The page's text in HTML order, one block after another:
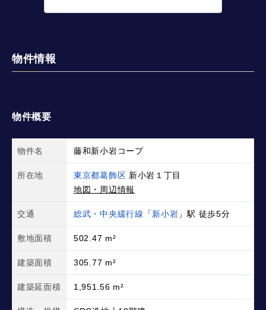
物件情報
物件概要
物件名 藤和新小岩コープ
所在地 東京都葛飾区 新小岩１丁目
地図・周辺情報
交通 総武・中央緩行線 「新小岩 」駅 徒歩5分
敷地面積 502.47 m²
建築面積 305.77 m²
建築延面積 1,951.56 m²